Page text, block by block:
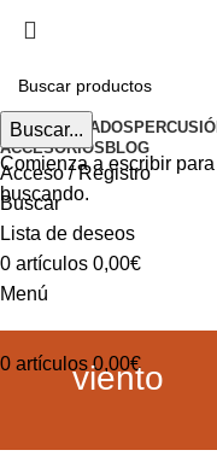
INICIOTECLADOS
ACCESORIOSBLOG
Acceso / Registro
Buscar
Lista de deseos
0 artículos 0,00€
Menú
0 artículos 0,00€
viento
Buscar...
Comienza a escribir
buscando.